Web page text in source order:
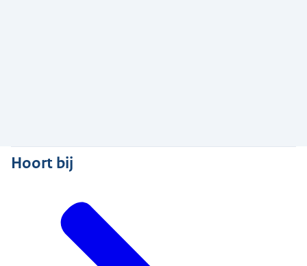
Hoort bij